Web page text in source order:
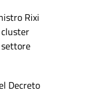
Rixi
Decreto